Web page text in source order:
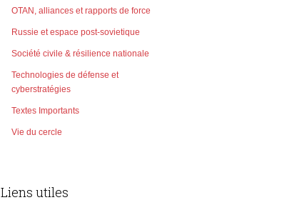
OTAN, alliances et rapports de force
Russie et espace post-sovietique
Société civile & résilience nationale
Technologies de défense et
cyberstratégies
Textes Importants
Vie du cercle
Liens utiles